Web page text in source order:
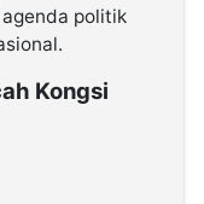
politik
Kongsi